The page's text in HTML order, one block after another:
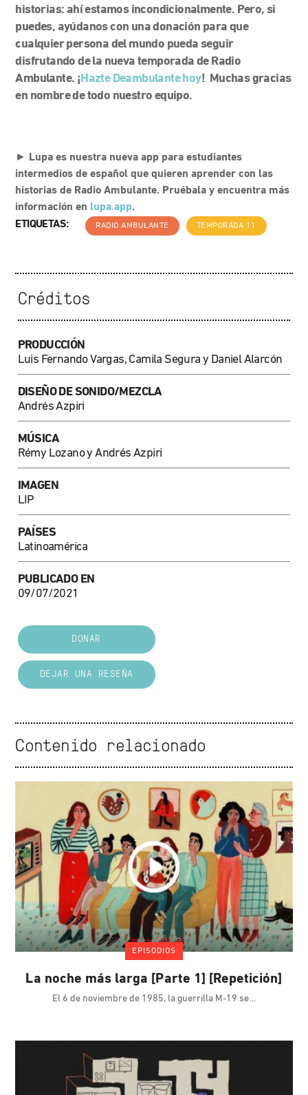
historias: ahí estamos incondicionalmente. Pero, si
puedes, ayúdanos con una donación para que
cualquier persona del mundo pueda seguir
disfrutando de la nueva temporada de Radio
Ambulante. ¡ Hazte Deambulante hoy! Muchas gracias
en nombre de todo nuestro equipo.
►
Lupa es nuestra nueva app para estudiantes
intermedios de español que quieren aprender con las
historias de Radio Ambulante. Pruébala y encuentra más
información en lupa.app.
ETIQUETAS:
RADIO AMBULANTE TEMPORADA 11
Créditos
PRODUCCIÓN
Luis Fernando Vargas, Camila Segura y Daniel Alarcón
DISEÑO DE SONIDO/MEZCLA
Andrés Azpiri
MÚSICA
Rémy Lozano y Andrés Azpiri
IMAGEN
LIP
PAÍSES
Latinoamérica
PUBLICADO EN
09/07/2021
DONAR
DEJAR UNA RESEÑA
Contenido relacionado
EPISODIOS
La noche más larga [Parte 1] [Repetición]
El 6 de noviembre de 1985, la guerrilla M-19 se